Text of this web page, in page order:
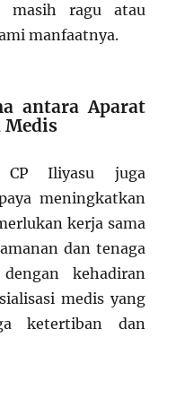
masih ragu atau
manfaatnya.
antara Aparat
Medis
CP Iliyasu juga
meningkatkan
kerja sama
dan tenaga
kehadiran
medis yang
ketertiban dan